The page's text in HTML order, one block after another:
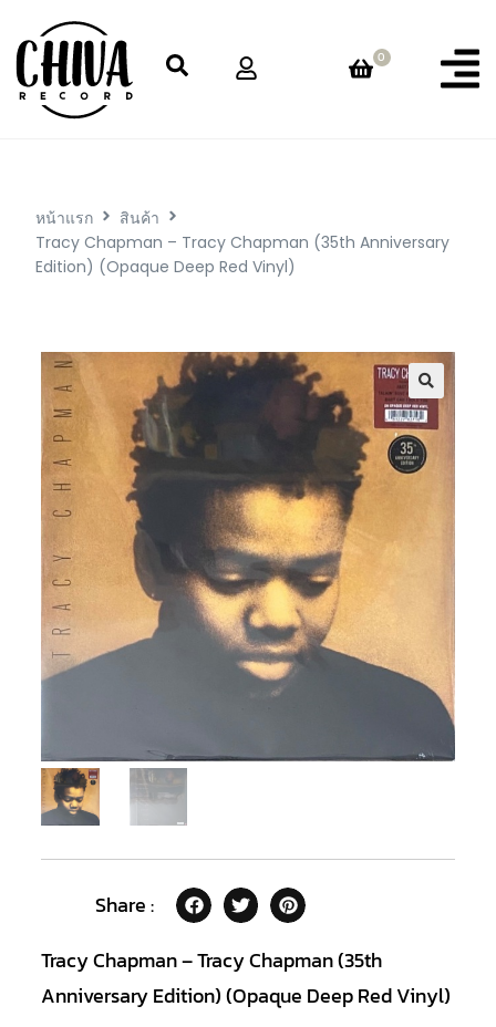
0
หน้าแรก
สินค้า
Tracy Chapman – Tracy Chapman (35th Anniversary
Edition) (Opaque Deep Red Vinyl)
Share :
Tracy Chapman – Tracy Chapman (35th
Anniversary Edition) (Opaque Deep Red Vinyl)